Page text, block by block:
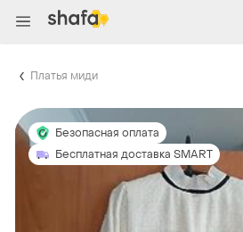
Платья миди
Безопасная оплата
Бесплатная доставка SMART